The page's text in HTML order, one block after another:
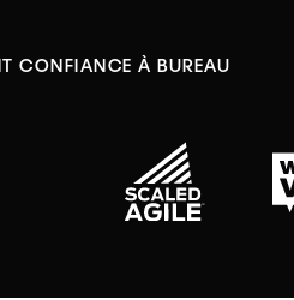
CONFIANCE À BUREAU